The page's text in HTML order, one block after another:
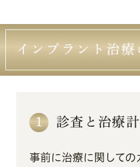
インプラント治療
1 診査と治療
事前に治療に関して